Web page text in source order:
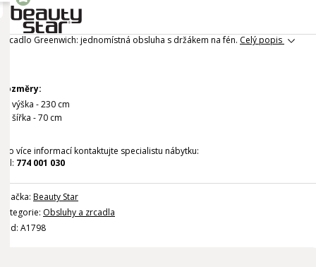
Zrcadlo Greenwich: jednomístná obsluha s držákem na fén. Celý popis
Rozměry:
výška - 230 cm
šířka - 70 cm
Pro více informací kontaktujte specialistu nábytku:
Tel: 774 001 030
Značka: Beauty Star
Kategorie: Obsluhy a zrcadla
Kód: A1798